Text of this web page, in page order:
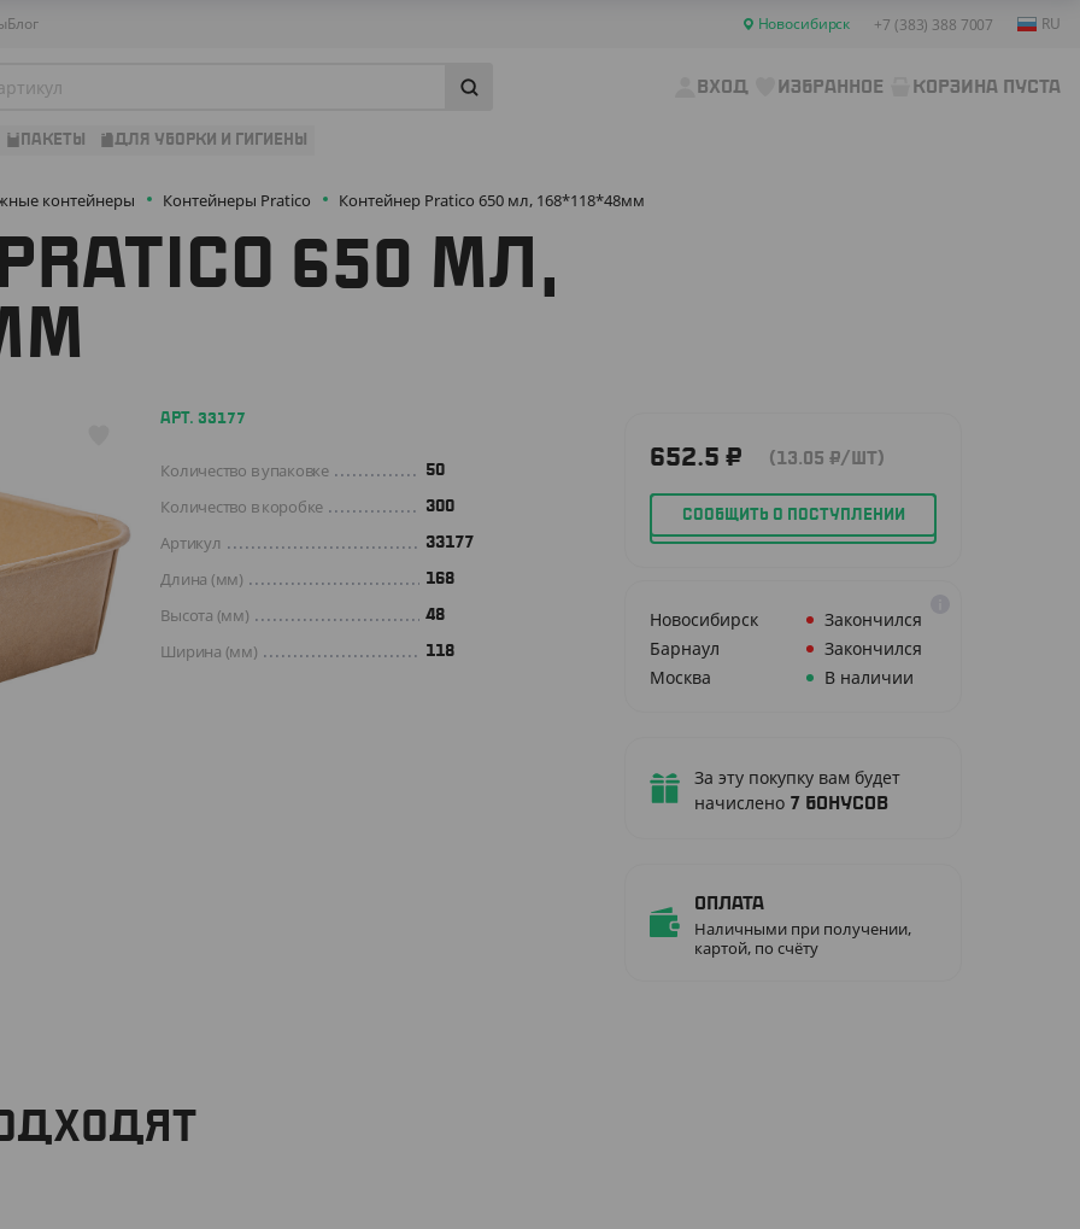
Блог Новосибирск +7 (383) 388 7007 RU
ВХОД ИЗБРАННОЕ КОРЗИНА ПУСТА
ПАКЕТЫ ДЛЯ УБОРКИ И ГИГИЕНЫ
контейнеры Контейнеры Pratico Контейнер Pratico 650 мл, 168*118*48мм
650 МЛ,
652.5 ₽ (13.05 ₽/ШТ)
СООБЩИТЬ О ПОСТУПЛЕНИИ
Новосибирск
Закончился
Барнаул
Закончился
Москва
В наличии
За эту покупку вам будет
начислено 7 бонусов
Оплата
Наличными при получении,
картой, по счёту
АРТ. 33177
Количество в упаковке 50
Количество в коробке 300
Артикул 33177
Длина (мм) 168
Высота (мм) 48
Ширина (мм) 118